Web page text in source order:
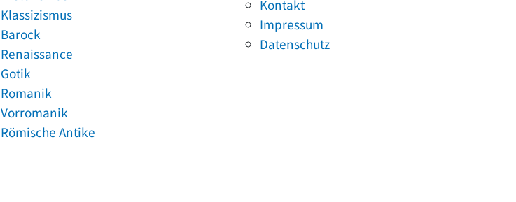
Klassizismus
Barock
Renaissance
Gotik
Romanik
Vorromanik
Römische Antike
Kontakt
Impressum
Datenschutz